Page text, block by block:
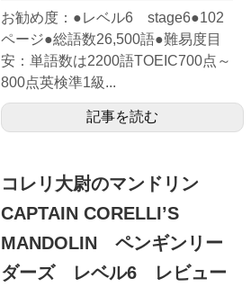
お勧め度：●レベル6 stage6●102
ページ●総語数26,500語●難易度目
安：単語数は2200語TOEIC700点～
800点英検準1級...
記事を読む
コレリ大尉のマンドリン
CAPTAIN CORELLI’S
MANDOLIN ペンギンリー
ダーズ レベル6 レビュー